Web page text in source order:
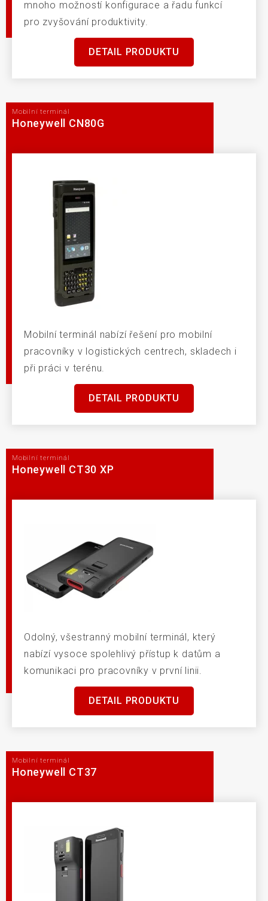
mnoho možností konfigurace a řadu funkcí
pro zvyšování produktivity.
DETAIL PRODUKTU
Mobilní terminál
Honeywell CN80G
Mobilní terminál nabízí řešení pro mobilní
pracovníky v logistických centrech, skladech i
při práci v terénu.
DETAIL PRODUKTU
Mobilní terminál
Honeywell CT30 XP
Odolný, všestranný mobilní terminál, který
nabízí vysoce spolehlivý přístup k datům a
komunikaci pro pracovníky v první linii.
DETAIL PRODUKTU
Mobilní terminál
Honeywell CT37